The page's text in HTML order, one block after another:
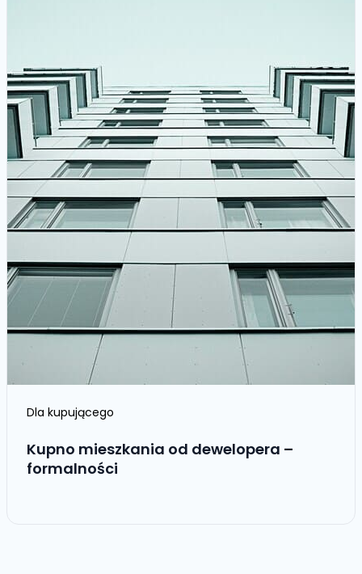
Dla kupującego
Kupno mieszkania od dewelopera –
formalności